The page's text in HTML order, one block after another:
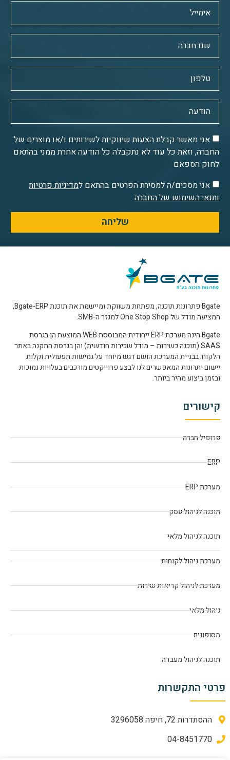
אני מאשר קבלת הצעות שיווקיות לשירותים ו/או מוצרים של
החברה, וזאת כל עוד לא נתקבלה כל הודעה אחרת ממני בהתאם
לחוק הספאם
אני מסכים/ה למסירת הפרטים בהתאם למדיניות פרטיות
ותנאי השימוש של החברה
שליחה
Bgate פתרונות תוכנה, מפתחת משווקת ומיישמת את תוכנת Bgate-ERP,
המציעה מודל של One Stop Shop למגזר ה-SMB.
Bgate הינה מערכת ERP ייחודית המבוססת WEB המוצעת הן בגרסת
SAAS (תוכנה כשירות – מודל שכירות חודשית) והן בגרסת התקנה באתר
הלקוח. בבניית המערכת הושם דגש מיוחד על גמישות תפעולית וקלות
יישום יתרונות המאפשרים לנו לבצע פרוייקטים מורכבים בעלויות נמוכות
ובזמן ביצוע מהיר ביותר.
קישורים
פרופיל חברה
ERP
מערכת ERP
תוכנה לניהול עסק
תוכנה לניהול מלאי
מערכת ניהול לקוחות
מערכת לניהול קריאות שירות
ניהול מלאי
מסופונים
תוכנה לניהול מעבדה
פרטי התקשרות
ההסתדרות 72, חיפה 3296058
04-8451770